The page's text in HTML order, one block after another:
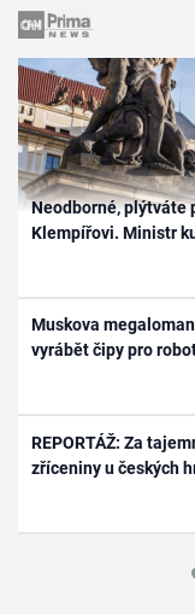
Neodborné, plýtváte
Klempířovi. Ministr
Muskova
vyrábět čipy pro
REPORTÁŽ: Za
zříceniny u českých